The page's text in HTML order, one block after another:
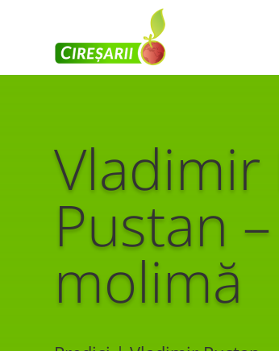
Vladimir
Pustan
molimă